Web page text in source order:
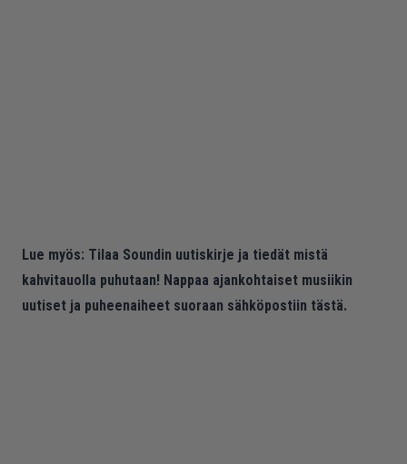
Lue myös: Tilaa Soundin uutiskirje ja tiedät mistä
kahvitauolla puhutaan! Nappaa ajankohtaiset musiikin
uutiset ja puheenaiheet suoraan sähköpostiin tästä.